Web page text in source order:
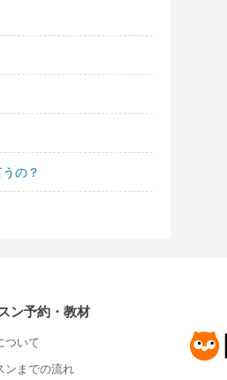
の？
ン予約・教材
ついて
ンまでの流れ